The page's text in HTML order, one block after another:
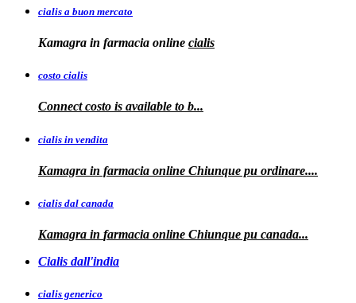
cialis a buon mercato
Kamagra in farmacia online cialis
costo cialis
Connectcosto is available to b...
cialis in vendita
Kamagra in farmacia online Chiunque pu ordinare....
cialis dal canada
Kamagra in farmacia online Chiunque pu canada...
Cialis dall'india
cialis generico